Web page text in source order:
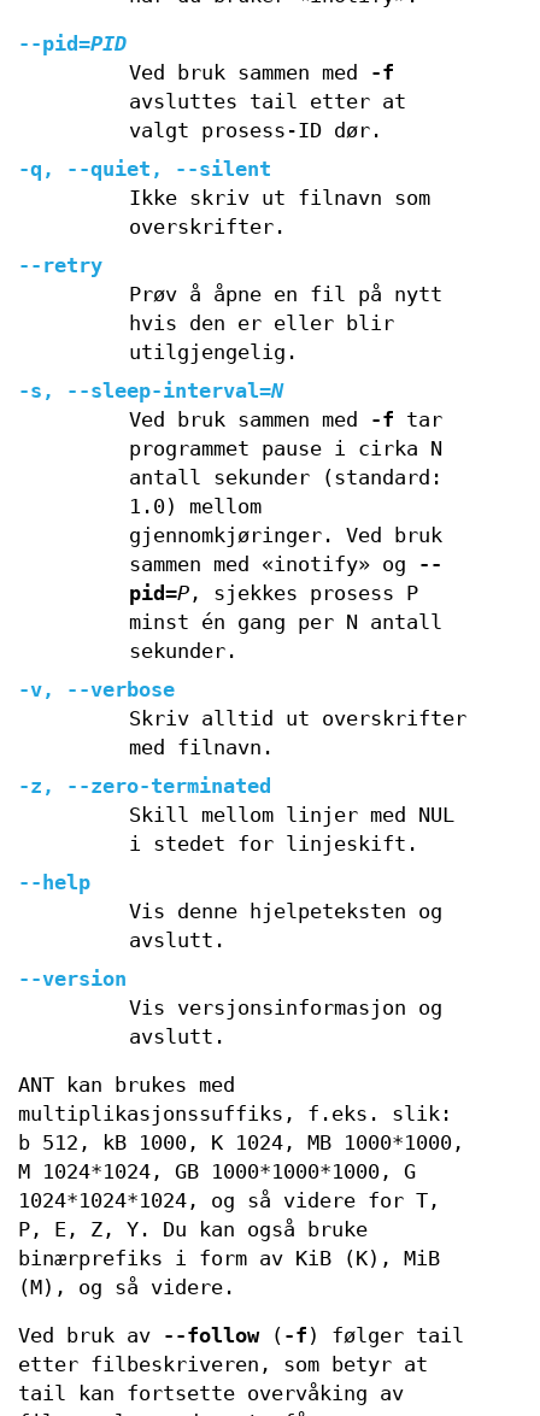
--pid=PID
Ved bruk sammen med
-f
avsluttes tail etter at
valgt prosess-ID dør.
-q , --quiet ,
--silent
Ikke skriv ut filnavn som
overskrifter.
--retry
Prøv å åpne en fil på nytt
hvis den er eller blir
utilgjengelig.
-s , --sleep-interval=N
Ved bruk sammen med
-f tar
programmet pause i cirka N
antall sekunder (standard:
1.0) mellom
gjennomkjøringer. Ved bruk
sammen med «inotify» og
--
pid=P, sjekkes prosess P
minst én gang per N antall
sekunder.
-v,
--verbose
Skriv alltid ut overskrifter
med filnavn.
-z ,
--zero-terminated
Skill mellom linjer med NUL
i stedet for linjeskift.
--help
Vis denne hjelpeteksten og
avslutt.
--version
Vis versjonsinformasjon og
avslutt.
ANT kan brukes med
multiplikasjonssuffiks, f.eks. slik:
b 512, kB 1000, K 1024, MB 1000*1000,
M 1024*1024, GB 1000*1000*1000, G
1024*1024*1024, og så videre for T,
P, E, Z, Y. Du kan også bruke
binærprefiks i form av KiB (K), MiB
(M), og så videre.
Ved bruk av --follow( -f ) følger tail
etter filbeskriveren, som betyr at
tail kan fortsette overvåking av